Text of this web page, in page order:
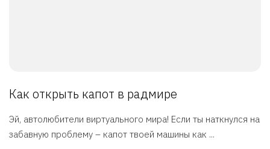
Как открыть капот в радмире
Эй, автолюбители виртуального мира! Если ты наткнулся на
забавную проблему – капот твоей машины как ...